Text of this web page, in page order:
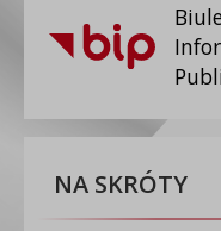
NA SKRÓTY